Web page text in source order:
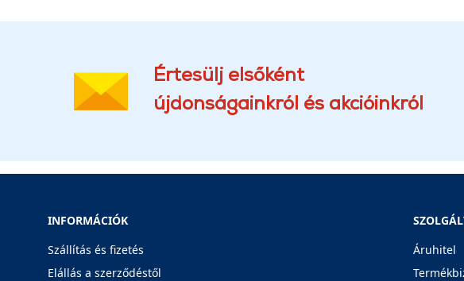
Értesülj elsőként
újdonságainkról és akcióinkról
INFORMÁCIÓK
Szállítás és fizetés
Elállás a szerződéstől
Áruhitel